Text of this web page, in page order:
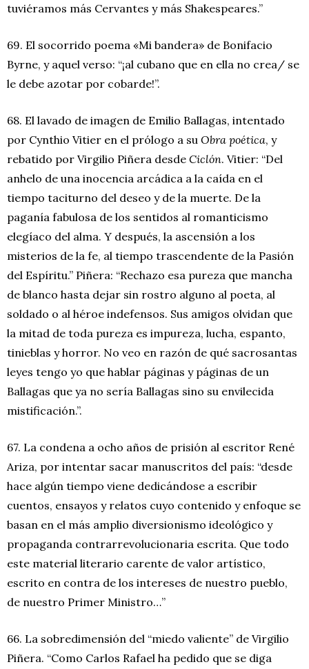
tuviéramos más Cervantes y más Shakespeares.”
69. El socorrido poema «Mi bandera» de Bonifacio
Byrne, y aquel verso: “¡al cubano que en ella no crea/ se
le debe azotar por cobarde!”.
68. El lavado de imagen de Emilio Ballagas, intentado
por Cynthio Vitier en el prólogo a su Obra poética, y
rebatido por Virgilio Piñera desde Ciclón. Vitier: “Del
anhelo de una inocencia arcádica a la caída en el
tiempo taciturno del deseo y de la muerte. De la
paganía fabulosa de los sentidos al romanticismo
elegíaco del alma. Y después, la ascensión a los
misterios de la fe, al tiempo trascendente de la Pasión
del Espíritu.” Piñera: “Rechazo esa pureza que mancha
de blanco hasta dejar sin rostro alguno al poeta, al
soldado o al héroe indefensos. Sus amigos olvidan que
la mitad de toda pureza es impureza, lucha, espanto,
tinieblas y horror. No veo en razón de qué sacrosantas
leyes tengo yo que hablar páginas y páginas de un
Ballagas que ya no sería Ballagas sino su envilecida
mistificación.”.
67. La condena a ocho años de prisión al escritor René
Ariza, por intentar sacar manuscritos del país: “desde
hace algún tiempo viene dedicándose a escribir
cuentos, ensayos y relatos cuyo contenido y enfoque se
basan en el más amplio diversionismo ideológico y
propaganda contrarrevolucionaria escrita. Que todo
este material literario carente de valor artístico,
escrito en contra de los intereses de nuestro pueblo,
de nuestro Primer Ministro…”
66. La sobredimensión del “miedo valiente” de Virgilio
Piñera. “Como Carlos Rafael ha pedido que se diga